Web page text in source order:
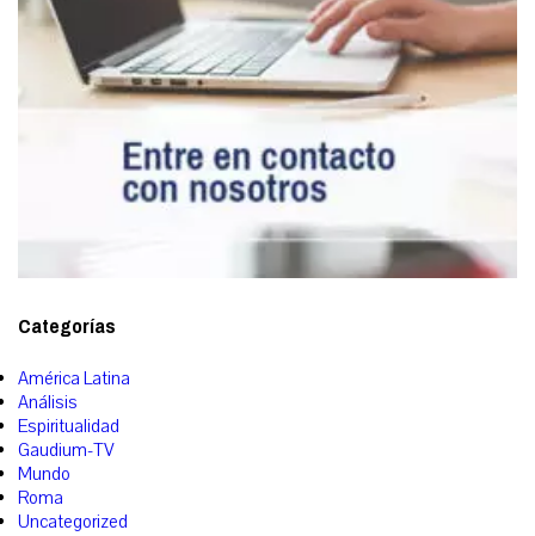
Categorías
América Latina
Análisis
Espiritualidad
Gaudium-TV
Mundo
Roma
Uncategorized